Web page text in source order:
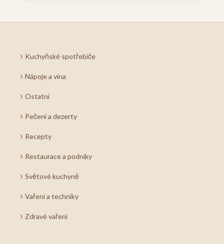
Kuchyňské spotřebiče
Nápoje a vína
Ostatní
Pečení a dezerty
Recepty
Restaurace a podniky
Světové kuchyně
Vaření a techniky
Zdravé vaření